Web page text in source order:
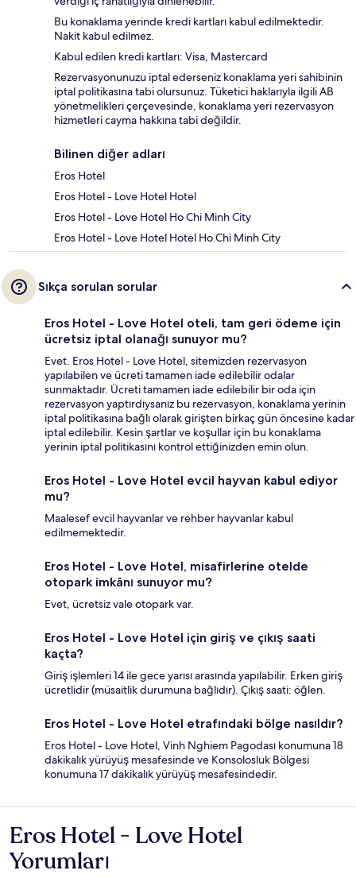
Bu konaklama yerinde kredi kartları kabul edilmektedir.
Nakit kabul edilmez.
Kabul edilen kredi kartları: Visa, Mastercard
Rezervasyonunuzu iptal ederseniz konaklama yeri sahibinin
iptal politikasına tabi olursunuz. Tüketici haklarıyla ilgili AB
yönetmelikleri çerçevesinde, konaklama yeri rezervasyon
hizmetleri cayma hakkına tabi değildir.
Bilinen diğer adları
Eros Hotel
Eros Hotel - Love Hotel Hotel
Eros Hotel - Love Hotel Ho Chi Minh City
Eros Hotel - Love Hotel Hotel Ho Chi Minh City
Sıkça sorulan sorular
Eros Hotel - Love Hotel oteli, tam geri ödeme için
ücretsiz iptal olanağı sunuyor mu?
Evet. Eros Hotel - Love Hotel, sitemizden rezervasyon
yapılabilen ve ücreti tamamen iade edilebilir odalar
sunmaktadır. Ücreti tamamen iade edilebilir bir oda için
rezervasyon yaptırdıysanız bu rezervasyon, konaklama yerinin
iptal politikasına bağlı olarak girişten birkaç gün öncesine kadar
iptal edilebilir. Kesin şartlar ve koşullar için bu konaklama
yerinin iptal politikasını kontrol ettiğinizden emin olun.
Eros Hotel - Love Hotel evcil hayvan kabul ediyor
mu?
Maalesef evcil hayvanlar ve rehber hayvanlar kabul
edilmemektedir.
Eros Hotel - Love Hotel, misafirlerine otelde
otopark imkânı sunuyor mu?
Evet, ücretsiz vale otopark var.
Eros Hotel - Love Hotel için giriş ve çıkış saati
kaçta?
Giriş işlemleri 14 ile gece yarısı arasında yapılabilir. Erken giriş
ücretlidir (müsaitlik durumuna bağlıdır). Çıkış saati: öğlen.
Eros Hotel - Love Hotel etrafındaki bölge nasıldır?
Eros Hotel - Love Hotel, Vinh Nghiem Pagodası konumuna 18
dakikalık yürüyüş mesafesinde ve Konsolosluk Bölgesi
konumuna 17 dakikalık yürüyüş mesafesindedir.
Yorumlar
Eros Hotel - Love Hotel
Yorumları